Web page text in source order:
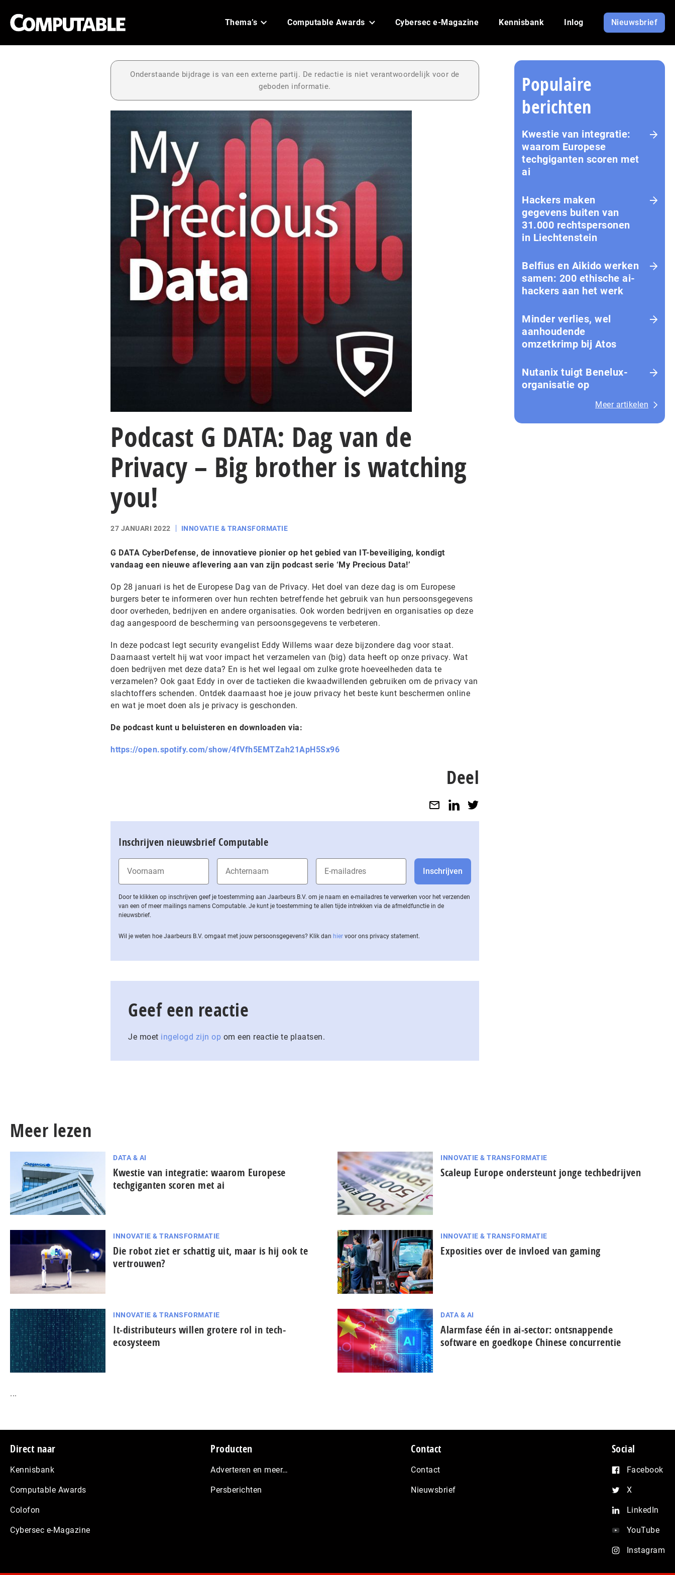
Thema’s Computable Awards Cybersec e-Magazine Kennisbank Inlog Nieuwsbrief
Onderstaande bijdrage is van een externe partij. De redactie is niet verantwoordelijk voor de
geboden informatie.
Podcast G DATA: Dag van de
Privacy – Big brother is watching
you!
27 JANUARI 2022 INNOVATIE & TRANSFORMATIE
G DATA CyberDefense, de innovatieve pionier op het gebied van IT-beveiliging, kondigt
vandaag een nieuwe aflevering aan van zijn podcast serie ‘My Precious Data!’
Op 28 januari is het de Europese Dag van de Privacy. Het doel van deze dag is om Europese
burgers beter te informeren over hun rechten betreffende het gebruik van hun persoonsgegevens
door overheden, bedrijven en andere organisaties. Ook worden bedrijven en organisaties op deze
dag aangespoord de bescherming van persoonsgegevens te verbeteren.
In deze podcast legt security evangelist Eddy Willems waar deze bijzondere dag voor staat.
Daarnaast vertelt hij wat voor impact het verzamelen van (big) data heeft op onze privacy. Wat
doen bedrijven met deze data? En is het wel legaal om zulke grote hoeveelheden data te
verzamelen? Ook gaat Eddy in over de tactieken die kwaadwillenden gebruiken om de privacy van
slachtoffers schenden. Ontdek daarnaast hoe je jouw privacy het beste kunt beschermen online
en wat je moet doen als je privacy is geschonden.
De podcast kunt u beluisteren en downloaden via:
https://open.spotify.com/show/4fVfh5EMTZah21ApH5Sx96
Deel
Inschrijven nieuwsbrief Computable
Door te klikken op inschrijven geef je toestemming aan Jaarbeurs B.V. om je naam en e-mailadres te verwerken voor het verzenden
van een of meer mailings namens Computable. Je kunt je toestemming te allen tijde intrekken via de af­meld­func­tie in de
nieuwsbrief.
Wil je weten hoe Jaarbeurs B.V. omgaat met jouw per­soons­ge­ge­vens? Klik dan hier voor ons privacy statement.
Geef een reactie
Je moet ingelogd zijn op om een reactie te plaatsen.
Populaire
berichten
Kwestie van integratie:
waarom Europese
techgiganten scoren met
ai
Hackers maken
gegevens buiten van
31.000 rechtspersonen
in Liechtenstein
Belfius en Aikido werken
samen: 200 ethische ai-
hackers aan het werk
Minder verlies, wel
aanhoudende
omzetkrimp bij Atos
Nutanix tuigt Benelux-
organisatie op
Meer artikelen
Meer lezen
DATA & AI
Kwestie van integratie: waarom Europese
techgiganten scoren met ai
INNOVATIE & TRANSFORMATIE
Scaleup Europe ondersteunt jonge techbedrijven
INNOVATIE & TRANSFORMATIE
Die robot ziet er schattig uit, maar is hij ook te
vertrouwen?
INNOVATIE & TRANSFORMATIE
Exposities over de invloed van gaming
INNOVATIE & TRANSFORMATIE
It-dis­tri­bu­teurs willen grotere rol in tech-
ecosysteem
DATA & AI
Alarmfase één in ai-sector: ont­snap­pen­de
software en goedkope Chinese con­cur­ren­tie
...
Footer
Direct naar
Kennisbank
Computable Awards
Colofon
Cybersec e-Magazine
Producten
Adverteren en meer…
Persberichten
Contact
Contact
Nieuwsbrief
Social
Facebook
X
LinkedIn
YouTube
Instagram